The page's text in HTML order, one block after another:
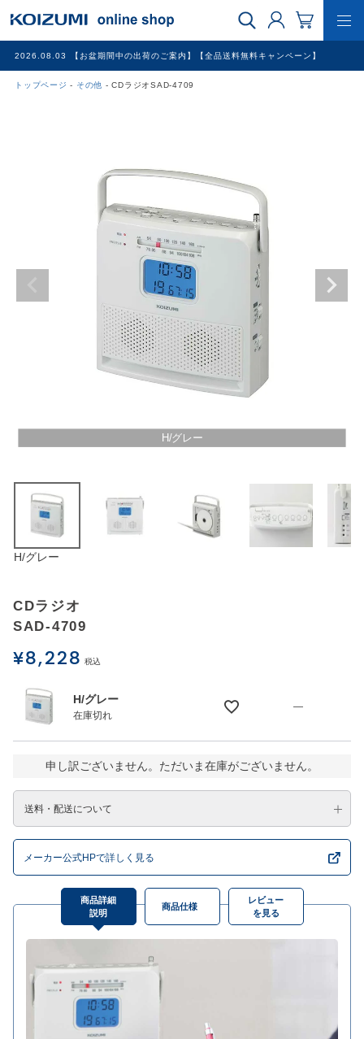
2026.08.03 【お盆期間中の出荷のご案内】【全品送料無料キャンペーン】
トップページ その他 CDラジオSAD-4709
冷暖房家電
アウトレットSALE
ブログ
H/グレー
H/グレー
CDラジオ
SAD-4709
¥8,228 税込
H/グレー
在庫切れ
—
申し訳ございません。ただいま在庫がございません。
送料・配送について
メーカー公式HPで詳しく見る
商品詳細
説明
商品仕様
レビュー
を見る